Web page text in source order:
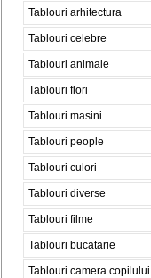
Tablouri arhitectura
Tablouri celebre
Tablouri animale
Tablouri flori
Tablouri masini
Tablouri people
Tablouri culori
Tablouri diverse
Tablouri filme
Tablouri bucatarie
Tablouri camera copilului